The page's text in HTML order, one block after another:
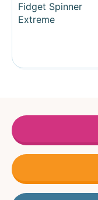
Fidget Spinner
Extreme